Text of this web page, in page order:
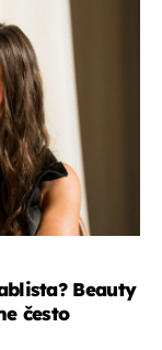
Beauty
često